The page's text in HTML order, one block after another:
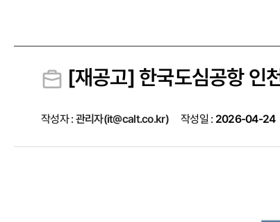
[재공고] 한국도심공항 인
작성자 : 관리자(it@calt.co.kr) 작성일 : 2026-04-24